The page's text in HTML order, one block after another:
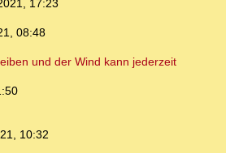
17:23
08:48
und der Wind kann jederzeit
10:32